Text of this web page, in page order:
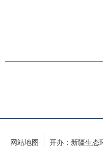
网站地图 开办：新疆生态